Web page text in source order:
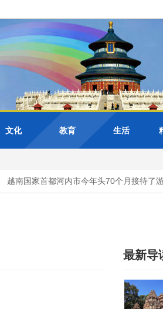
文化 教育 生活
越南国家首都河内市今年头70个月接待了游
最新导